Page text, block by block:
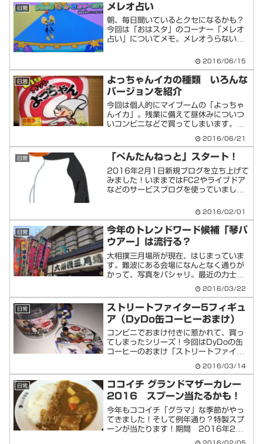
日常 メレオ占い
朝、毎日聞いているとクセになるかも？
今回は「おはスタ」のコーナー「メレオ
占い」についてメモ。メレオうらないの
～！ メレ メレ メレメレ メレレレレ
うのからだ ど・ん...
2016/06/15
日常
よっちゃんイカの種類 いろんな
バージョンを紹介
今回は個人的にマイブームの「よっちゃ
んイカ」。残業に備えて昼休みについつ
いコンビニなどで買ってしまいます。よ
されています。コンビニ等の店頭によ
り、いろんなバージョンを見かけます、
おそらく今後も増えていくこ...
2016/06/21
日常 「ぺんたんねっと」スタート！
2016年2月1日新規ブログを立ち上げて
みました！いままではFC2やライブドア
などのサービスブログを使っていました
気持ちもあり、Wordpress ＆ 独自ド
ればせな...
2016/02/01
日常
今年のトレンドワード候補「琴バ
ウアー」は流行る？
大相撲三月場所が現在、はじまっていま
す。難波にある会場になんとなく通りが
かって、写真をパシャリ。最近の力士相
らいしかよく知りませんでしたが、最
近、日本人力士が10年ぶりに優勝したと
のことで、一人覚えました...
2016/03/22
日常
ストリートファイター5フィギュ
ア（DyDo缶コーヒーおまけ）
コンビニでおまけ付きに惹かれて、買っ
てしまったシリーズ！今回はDyDoの缶
コーヒーのおまけ「ストリートファイタ
2016/03/14
日常
ココイチ グランドマザーカレー
2016 スプーン当たるかも！
今年もココイチ「グラマ」な季節がやっ
てきました！そして例年通り？特製スプ
ーンが当たります！期間 2016年2月1
2016/02/05